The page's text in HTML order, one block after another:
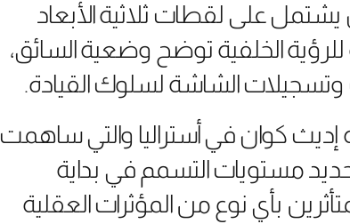
على لقطات ثلاثية الأبعاد
الخلفية توضح وضعية السائق،
وتسجيلات الشاشة لسلوك القيادة.
إديث كوان في أستراليا والتي ساهمت
مستويات التسمم في بداية
بأي نوع من المؤثرات العقلية